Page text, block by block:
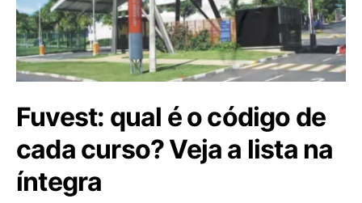
Fuvest: qual é o código de
cada curso? Veja a lista na
íntegra